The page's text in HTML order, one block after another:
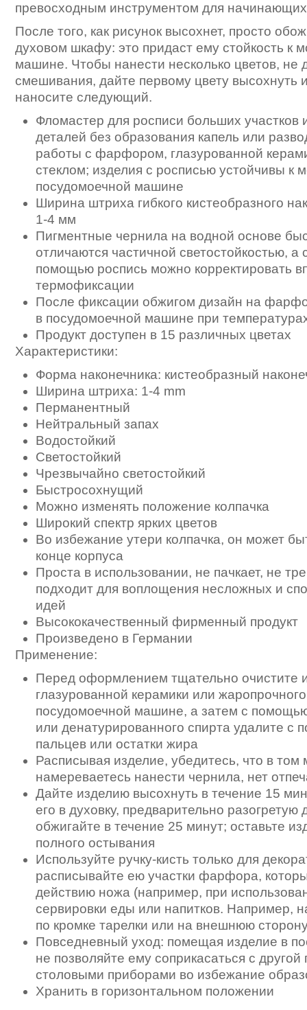
превосходным инструментом для
После того, как рисунок высохнет, просто
духовом шкафу: это придаст ему стойкость к
машине. Чтобы нанести несколько цветов, не
смешивания, дайте первому цвету высохнуть
наносите следующий.
Фломастер для росписи больших участков
деталей без образования капель или
работы с фарфором, глазурованной
стеклом; изделия с росписью устойчивы к
посудомоечной машине
Ширина штриха гибкого кистеобразного
1-4 мм
Пигментные чернила на водной основе
отличаются частичной светостойкостью, а
помощью роспись можно корректировать
термофиксации
После фиксации обжигом дизайн на
в посудомоечной машине при
Продукт доступен в 15 различных цветах
Характеристики:
Форма наконечника: кистеобразный
Ширина штриха: 1-4 mm
Перманентный
Нейтральный запах
Водостойкий
Светостойкий
Чрезвычайно светостойкий
Быстросохнущий
Можно изменять положение колпачка
Широкий спектр ярких цветов
Во избежание утери колпачка, он может
конце корпуса
Проста в использовании, не пачкает, не
подходит для воплощения несложных и
идей
Высококачественный фирменный продукт
Произведено в Германии
Применение:
Перед оформлением тщательно очистите
глазурованной керамики или
посудомоечной машине, а затем с
или денатурированного спирта удалите с
пальцев или остатки жира
Расписывая изделие, убедитесь, что в том
намереваетесь нанести чернила, нет
Дайте изделию высохнуть в течение 15
его в духовку, предварительно разогретую
обжигайте в течение 25 минут; оставьте
полного остывания
Используйте ручку-кисть только для
расписывайте ею участки фарфора,
действию ножа (например, при
сервировки еды или напитков. Например,
по кромке тарелки или на внешнюю
Повседневный уход: помещая изделие в
не позволяйте ему соприкасаться с другой
столовыми приборами во избежание
Хранить в горизонтальном положении